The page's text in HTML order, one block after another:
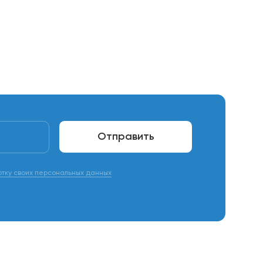
Отправить
своих персональных данных